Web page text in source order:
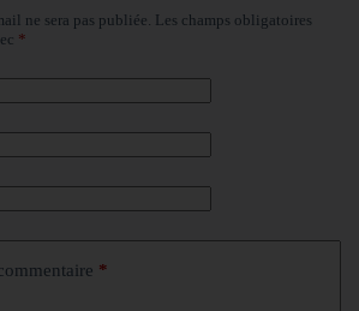
ne sera pas publiée. Les champs obligatoires
*
*